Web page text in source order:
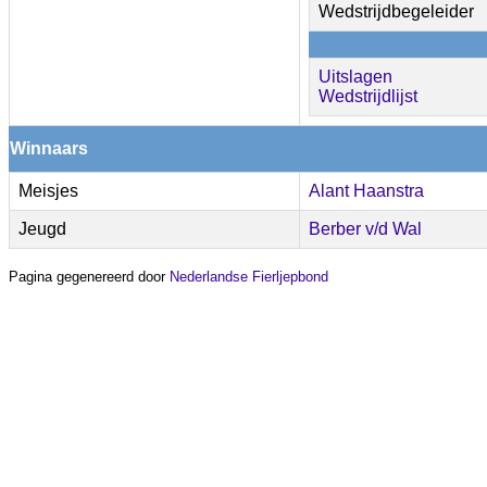
Wedstrijdbegeleider
Uitslagen
Wedstrijdlijst
Winnaars
Meisjes Alant Haanstra
Jeugd Berber v/d Wal
Pagina gegenereerd door Nederlandse Fierljepbond